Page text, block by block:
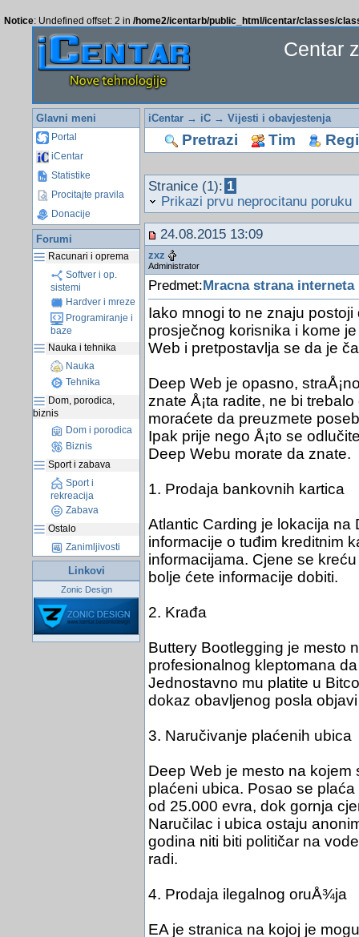
Notice: Undefined offset: 2 in /home2/icentarb/public_html/icentar/classes/
Centar
Glavni meni
Portal
iCentar
Statistike
Procitajte pravila
Donacije
Forumi
Racunari i oprema
Softver i op.
sistemi
Hardver i mreze
Programiranje i
baze
Nauka i tehnika
Nauka
Tehnika
Dom, porodica,
biznis
Dom i porodica
Biznis
Sport i zabava
Sport i
rekreacija
Zabava
Ostalo
Zanimljivosti
Linkovi
Zonic Design
iCentar→ iC→ Vijesti i obavjestenja
Pretrazi Tim
Stranice (1): 1
Prikazi prvu neprocitanu poruku
24.08.2015 13:09
zxz
Administrator
Predmet: Mracna strana interneta
Iako mnogi to ne znaju
prosječnog korisnika i kome
Web i pretpostavlja se da je
Deep Web je opasno,
znate Å¡ta radite, ne bi
moraćete da preuzmete
Ipak prije nego Å¡to se
Deep Webu morate da znate.
1. Prodaja bankovnih kartica
Atlantic Carding je lokacija na
informacije o tuđim kreditnim
informacijama. Cjene se
bolje ćete informacije dobiti.
2. Krađa
Buttery Bootlegging je mesto
profesionalnog kleptomana
Jednostavno mu platite u
dokaz obavljenog posla
3. Naručivanje plaćenih ubica
Deep Web je mesto na
plaćeni ubica. Posao se
od 25.000 evra, dok gornja
Naručilac i ubica ostaju
godina niti biti političar na
radi.
4. Prodaja ilegalnog oruÅ¾ja
EA je stranica na kojoj je